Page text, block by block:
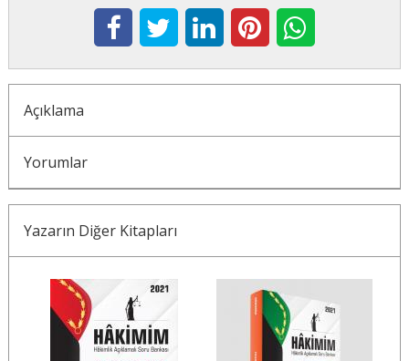
Açıklama
Yorumlar
Yazarın Diğer Kitapları